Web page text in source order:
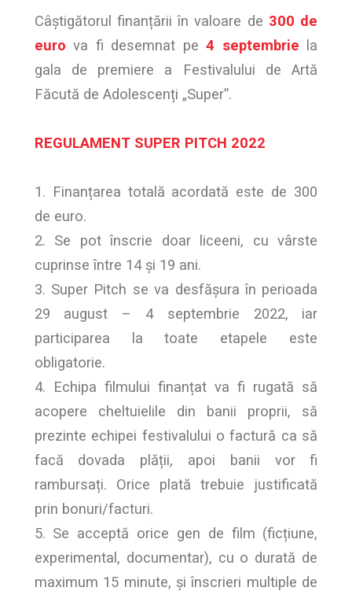
Câștigătorul finanțării în valoare de 300 de
euro va fi desemnat pe4 septembrie la
gala de premiere a Festivalului de Artă
Făcută de Adolescenți „Super”.
REGULAMENT SUPER PITCH 2022
1. Finanțarea totală acordată este de 300
de euro.
2. Se pot înscrie doar liceeni, cu vârste
cuprinse între 14 și 19 ani.
3. Super Pitch se va desfășura în perioada
29 august – 4 septembrie 2022, iar
participarea la toate etapele este
obligatorie.
4. Echipa filmului finanțat va fi rugată să
acopere cheltuielile din banii proprii, să
prezinte echipei festivalului o factură ca să
facă dovada plății, apoi banii vor fi
rambursați. Orice plată trebuie justificată
prin bonuri/facturi.
5. Se acceptă orice gen de film (ficțiune,
experimental, documentar), cu o durată de
maximum 15 minute, și înscrieri multiple de